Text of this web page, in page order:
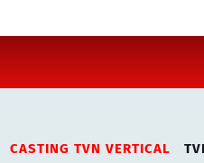
CASTING TVN VERTICAL